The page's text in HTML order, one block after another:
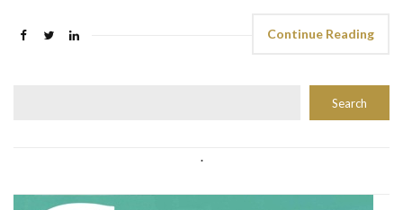
Continue Reading
Search
.